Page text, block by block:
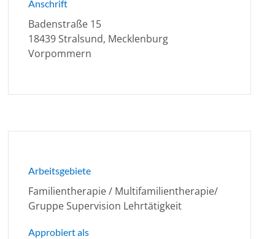
Anschrift
Badenstraße 15
18439 Stralsund, Mecklenburg
Vorpommern
Arbeitsgebiete
Familientherapie / Multifamilientherapie/
Gruppe Supervision Lehrtätigkeit
Approbiert als